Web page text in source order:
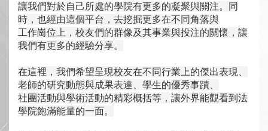
讓我們對於自己所處的學院有更多的凝聚與關注。同
時，也經由這個平台，去挖掘更多在不同角落與
工作崗位上，校友們的群像及其事業與投注的關懷，讓
我們有更多的經驗分享。
在這裡，我們希望呈現校友在不同行業上的傑出表現、
老師的研究動態與成果表達、學生的優秀事蹟、
社團活動與學術活動的精彩概括等，讓外界能觀看到法
學院飽滿能量的一面。